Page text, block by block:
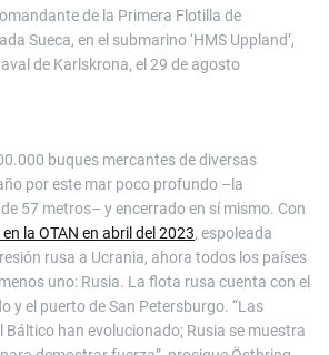
de la Primera Flotilla de
Sueca, en el submarino ‘HMS Uppland’,
de Karlskrona, el 29 de agosto
buques mercantes de diversas
por este mar poco profundo –la
57 metros– y encerrado en sí mismo. Con
la OTAN en abril del 2023, espoleada
rusa a Ucrania, ahora todos los países
uno: Rusia. La flota rusa cuenta con el
y el puerto de San Petersburgo. “Las
Báltico han evolucionado; Rusia se muestra